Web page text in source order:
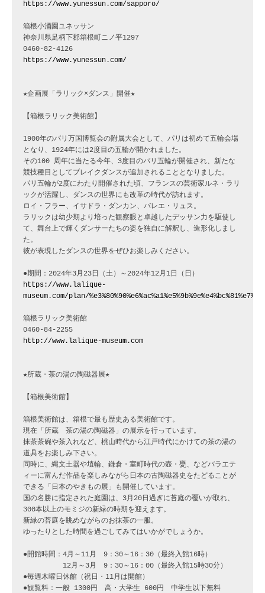
https://www.yunessun.com/sapporo/
箱根小涌園ユネッサン
神奈川県足柄下郡箱根町ニノ平1297
https://www.yunessun.com/
★企画展「ラリック×ダンス」開催★
【箱根ラリック美術館】
1900年のパリ万国博覧会の附属大会として、パリは初めて五輪会場
となり、1924年には2度目の五輪が開かれました。
その100 周年に当たる今年、3度目のパリ五輪が開催され、新たな
競技種目としてブレイクダンスが追加されることとなりました。
パリ五輪が2度にわたり開催された頃、フランスの芸術家ルネ・ラリ
ックが活躍し、ダンスの世界にも改革の時代が訪れます。
ロイ・フラー、イサドラ・ダンカン、バレエ・リュス。
ラリックは幼少期より培った観察眼と卓越したデッサン力を駆使し
て、舞台上で輝くダンサーたちの姿を独自に解釈し、造形化しまし
た。
彼が表現したダンスの世界をぜひお楽しみください。
https://www.lalique-
museum.com/plan/
箱根ラリック美術館
http://www.lalique-museum.com
★所蔵・茶の湯の陶磁器展★
【箱根美術館】
箱根美術館は、箱根で最も歴史ある美術館です。
現在「所蔵　茶の湯の陶磁器」の展示を行っています。
抹茶茶碗や茶入れなど、桃山時代から江戸時代にかけての茶の湯の
道具をお楽しみ下さい。
同時に、縄文土器や埴輪、鎌倉・室町時代の壺・甕、などバラエテ
ィーに富んだ作品を楽しみながら日本の古陶磁器史をたどることが
できる「日本のやきもの展」も開催しています。
国の名勝に指定された庭園は、3月20日過ぎに苔庭の覆いが取れ、
300本以上のモミジの新緑の時期を迎えます。
新緑の苔庭を眺めながらのお抹茶の一服。
ゆったりとした時間を過ごしてみてはいかがでしょうか。
●開館時間：4月～11月　9：30～16：30（最終入館16時）
12月～3月　9：30～16：00（最終入館15時30分）
●毎週木曜日休館（祝日・11月は開館）
●観覧料：一般 1300円　高・大学生 600円　中学生以下無料